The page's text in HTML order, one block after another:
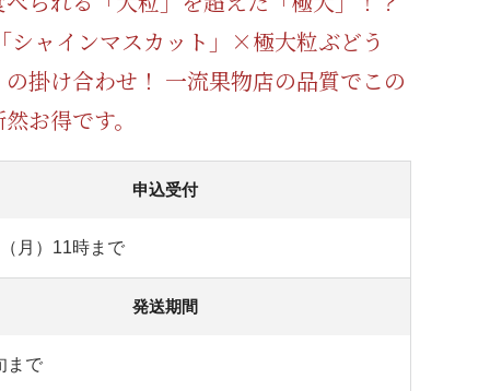
シャインマスカット」×極大粒ぶどう
の掛け合わせ！ 一流果物店の品質でこの
お得です。
申込受付
月）11時まで
発送期間
まで